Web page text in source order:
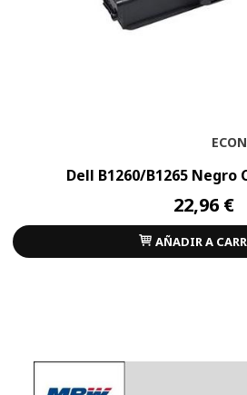
Dell B1260/B1265 Negro
22,96 €
AÑADIR A